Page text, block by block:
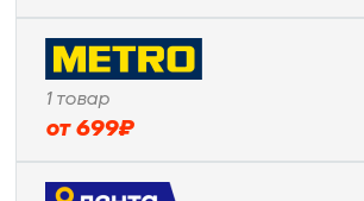
1 товар
от699₽